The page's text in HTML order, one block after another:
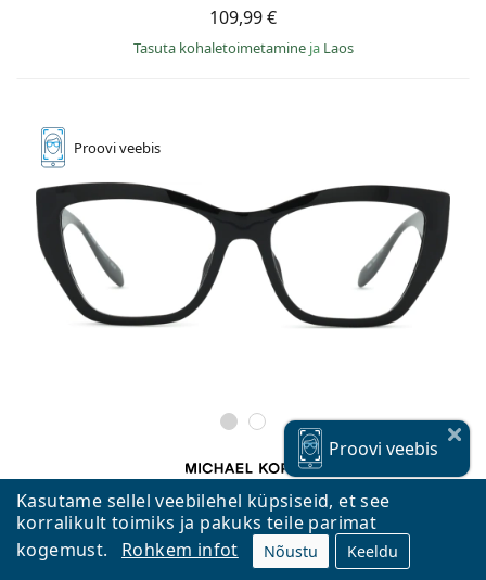
Kasutame sellel veebilehel küpsiseid, et see
korralikult toimiks ja pakuks teile parimat
kogemust.
Rohkem infot Nõustu Keeldu
109,99 €
Tasuta kohaletoimetamine ja Laos
Prooviveebis
Michael Kors Puglia 0MK4149U 3005 54
124,90 €
Tasuta kohaletoimetaminejaLaos
Proovi veebis